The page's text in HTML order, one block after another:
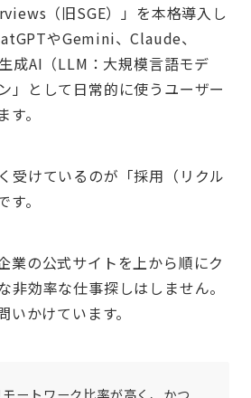
（旧SGE）」を本格導入し
やGemini、Claude、
成AI（LLM：大規模言語モデ
」として日常的に使うユーザー
。
受けているのが「採用（リクル
。
業の公式サイトを上から順にク
非効率な仕事探しはしません。
かけています。